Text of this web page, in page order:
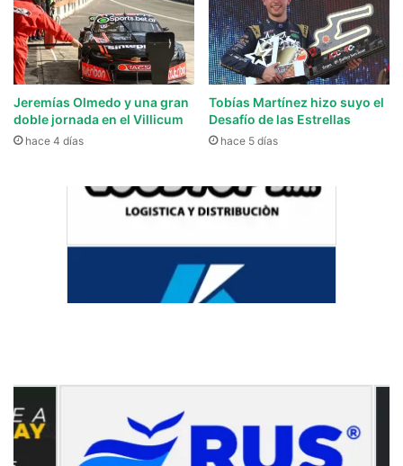
Jeremías Olmedo y una gran
doble jornada en el Villicum
hace 4 días
Tobías Martínez hizo suyo el
Desafío de las Estrellas
hace 5 días